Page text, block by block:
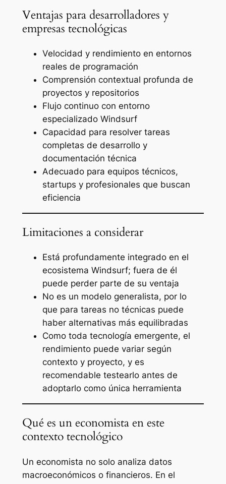
Ventajas para desarrolladores y
empresas tecnológicas
Velocidad y rendimiento en entornos
reales de programación
Comprensión contextual profunda de
proyectos y repositorios
Flujo continuo con entorno
especializado Windsurf
Capacidad para resolver tareas
completas de desarrollo y
documentación técnica
Adecuado para equipos técnicos,
startups y profesionales que buscan
eficiencia
Limitaciones a considerar
Está profundamente integrado en el
ecosistema Windsurf; fuera de él
puede perder parte de su ventaja
No es un modelo generalista, por lo
que para tareas no técnicas puede
haber alternativas más equilibradas
Como toda tecnología emergente, el
rendimiento puede variar según
contexto y proyecto, y es
recomendable testearlo antes de
adoptarlo como única herramienta
Qué es un economista en este
contexto tecnológico
Un economista no solo analiza datos
macroeconómicos o financieros. En el